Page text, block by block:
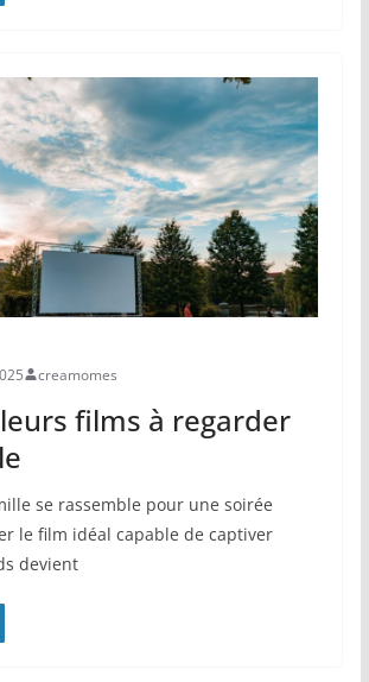
creamomes
films à regarder
se rassemble pour une soirée
le film idéal capable de captiver
devient